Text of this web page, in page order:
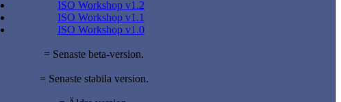
ISO Workshop v1.2
ISO Workshop v1.1
ISO Workshop v1.0
= Senaste beta-version.
= Senaste stabila version.